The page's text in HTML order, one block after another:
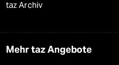
taz Archiv
Mehr taz Angebote